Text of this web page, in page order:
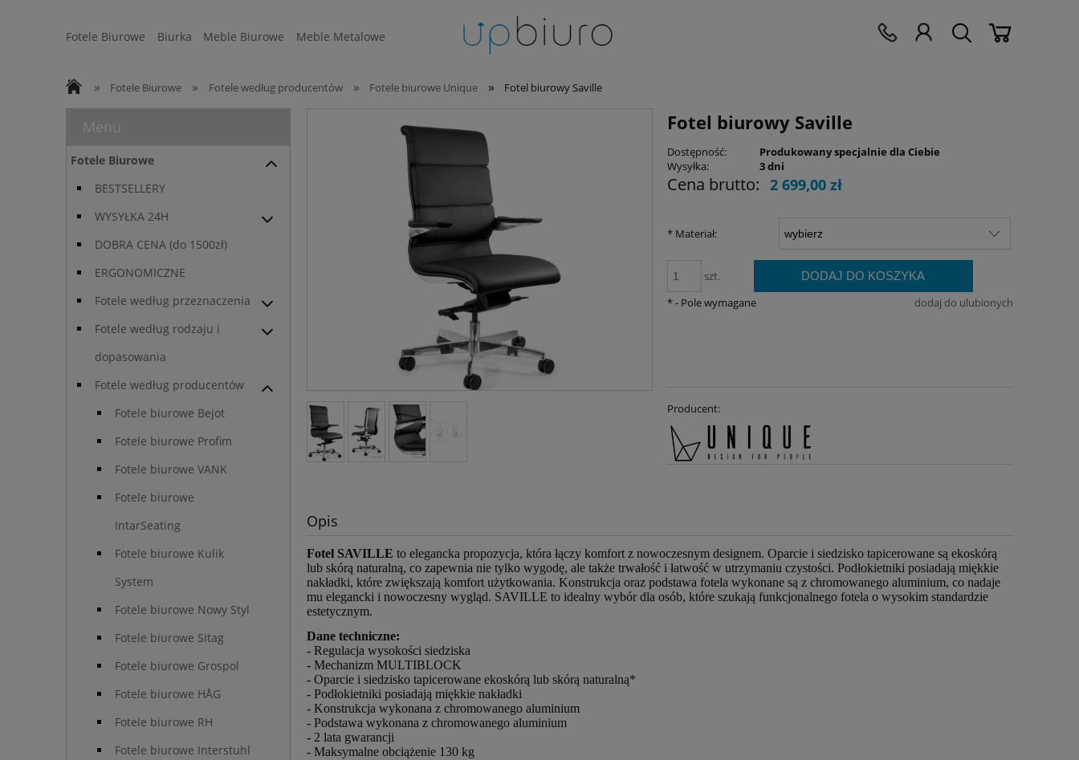
Fotele Biurowe Biurka Meble Biurowe Meble Metalowe
» Fotele Biurowe » Fotele według producentów » Fotele biurowe Unique » Fotel biurowy Saville
Menu
Fotele Biurowe
BESTSELLERY
WYSYŁKA 24H
DOBRA CENA (do 1500zł)
ERGONOMICZNE
Fotele według przeznaczenia
Fotele według rodzaju i
dopasowania
Fotele według producentów
Fotele biurowe Bejot
Fotele biurowe Profim
Fotele biurowe VANK
Fotele biurowe
IntarSeating
Fotele biurowe Kulik
System
Fotele biurowe Nowy Styl
Fotele biurowe Sitag
Fotele biurowe Grospol
Fotele biurowe HÅG
Fotele biurowe RH
Fotele biurowe Interstuhl
Fotel biurowy Saville
Dostępność:
Produkowany specjalnie dla Ciebie
Wysyłka:
3 dni
Cena brutto: 2 699,00 zł
* Materiał:
szt. DODAJ DO KOSZYKA
dodaj do ulubionych
*- Pole wymagane
Producent:
Opis
Fotel SAVILLE to elegancka propozycja, która łączy komfort z nowoczesnym designem. Oparcie i siedzisko tapicerowane są ekoskórą
lub skórą naturalną, co zapewnia nie tylko wygodę, ale także trwałość i łatwość w utrzymaniu czystości. Podłokietniki posiadają miękkie
nakładki, które zwiększają komfort użytkowania. Konstrukcja oraz podstawa fotela wykonane są z chromowanego aluminium, co nadaje
mu elegancki i nowoczesny wygląd. SAVILLE to idealny wybór dla osób, które szukają funkcjonalnego fotela o wysokim standardzie
estetycznym.
Dane techniczne:
- Regulacja wysokości siedziska
- Mechanizm MULTIBLOCK
- Oparcie i siedzisko tapicerowane ekoskórą lub skórą naturalną*
- Podłokietniki posiadają miękkie nakładki
- Konstrukcja wykonana z chromowanego aluminium
- Podstawa wykonana z chromowanego aluminium
- 2 lata gwarancji
- Maksymalne obciążenie 130 kg